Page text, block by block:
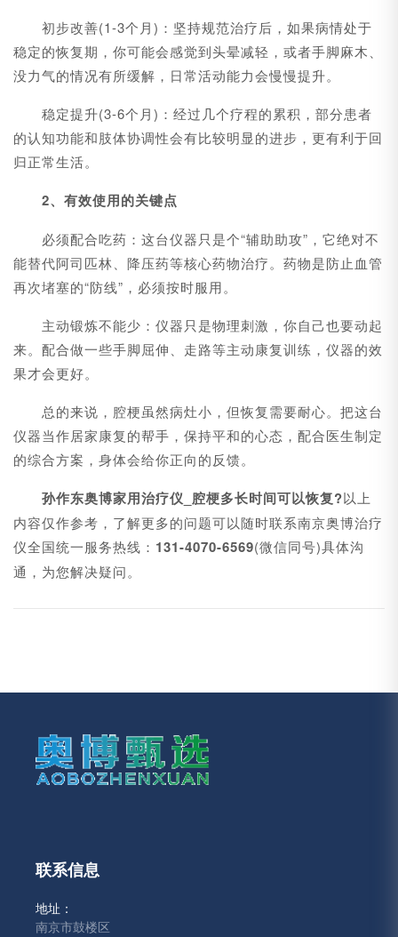
初步改善(1-3个月)：坚持规范治疗后，如果病情处于
稳定的恢复期，你可能会感觉到头晕减轻，或者手脚麻木、
没力气的情况有所缓解，日常活动能力会慢慢提升。
稳定提升(3-6个月)：经过几个疗程的累积，部分患者
的认知功能和肢体协调性会有比较明显的进步，更有利于回
归正常生活。
2、有效使用的关键点
必须配合吃药：这台仪器只是个“辅助助攻”，它绝对不
能替代阿司匹林、降压药等核心药物治疗。药物是防止血管
再次堵塞的“防线”，必须按时服用。
主动锻炼不能少：仪器只是物理刺激，你自己也要动起
来。配合做一些手脚屈伸、走路等主动康复训练，仪器的效
果才会更好。
总的来说，腔梗虽然病灶小，但恢复需要耐心。把这台
仪器当作居家康复的帮手，保持平和的心态，配合医生制定
的综合方案，身体会给你正向的反馈。
孙作东奥博家用治疗仪_ 腔梗多长时间可以恢复?以上
内容仅作参考，了解更多的问题可以随时联系南京奥博治疗
仪全国统一服务热线： 131-4070-6569(微信同号)具体沟
通，为您解决疑问。
联系信息
地址：
南京市鼓楼区